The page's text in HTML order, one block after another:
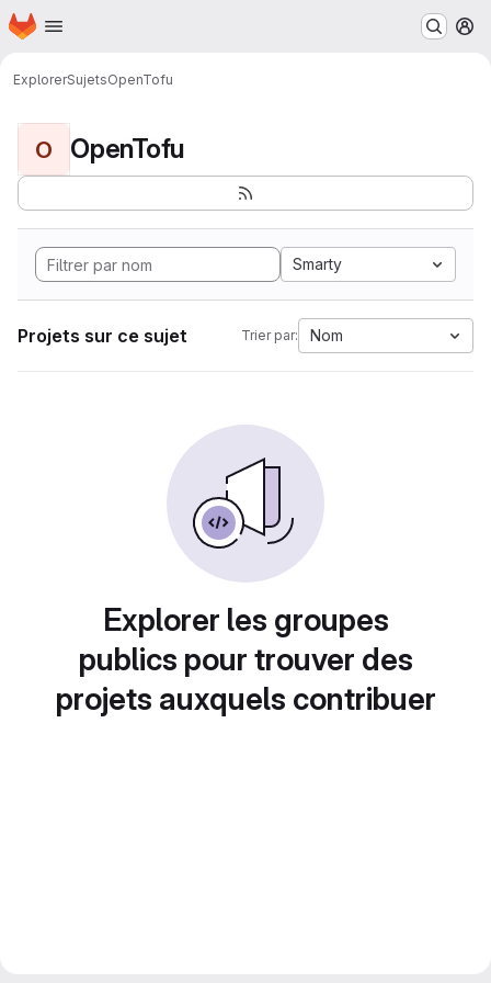
Passer au contenu principal
Page d'accueil
ExplorerSujetsOpenTofu
O OpenTofu
Smarty
Projets sur ce sujet Trier par: Nom
Explorer les groupes
publics pour trouver des
projets auxquels contribuer